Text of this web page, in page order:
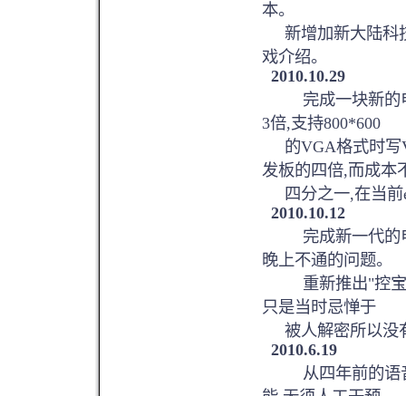
本。
新增加新大陆科
戏介绍。
2010.10.29
完成一块新的电
3倍,支持800*600
的VGA格式时写
发板的四倍,而成本
四分之一,在当前
2010.10.12
完成新一代的电
晚上不通的问题。
重新推出"控宝"
只是当时忌惮于
被人解密所以没
2010.6.19
从四年前的语音